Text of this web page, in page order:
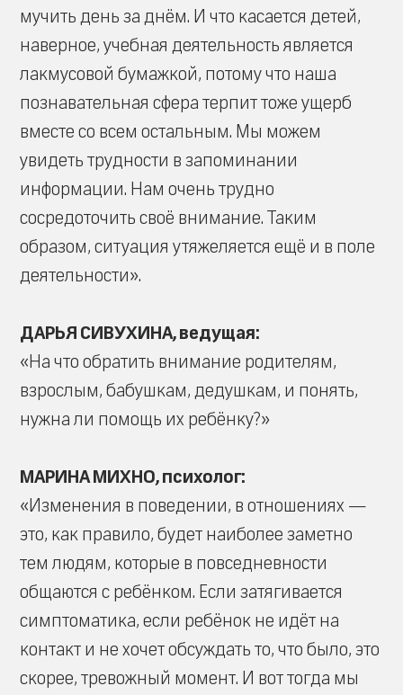
мучить день за днём. И что касается детей,
наверное, учебная деятельность является
лакмусовой бумажкой, потому что наша
познавательная сфера терпит тоже ущерб
вместе со всем остальным. Мы можем
увидеть трудности в запоминании
информации. Нам очень трудно
сосредоточить своё внимание. Таким
образом, ситуация утяжеляется ещё и в поле
деятельности».
ДАРЬЯ СИВУХИНА, ведущая:
«На что обратить внимание родителям,
взрослым, бабушкам, дедушкам, и понять,
нужна ли помощь их ребёнку?»
МАРИНА МИХНО, психолог:
«Изменения в поведении, в отношениях —
это, как правило, будет наиболее заметно
тем людям, которые в повседневности
общаются с ребёнком. Если затягивается
симптоматика, если ребёнок не идёт на
контакт и не хочет обсуждать то, что было, это
скорее, тревожный момент. И вот тогда мы